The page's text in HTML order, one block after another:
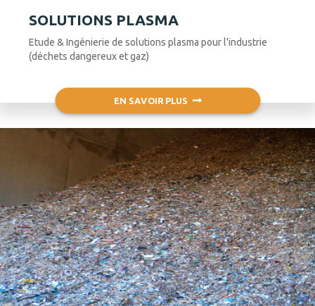
SOLUTIONS PLASMA
Etude & Ingénierie de solutions plasma pour l'industrie
(déchets dangereux et gaz)
EN SAVOIR PLUS